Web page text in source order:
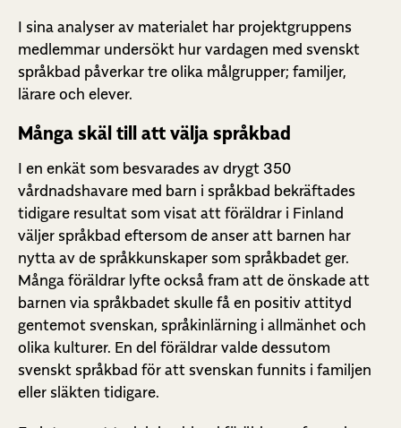
I sina analyser av materialet har projektgruppens
medlemmar undersökt hur vardagen med svenskt
språkbad påverkar tre olika målgrupper; familjer,
lärare och elever.
Många skäl till att välja språkbad
I en enkät som besvarades av drygt 350
vårdnadshavare med barn i språkbad bekräftades
tidigare resultat som visat att föräldrar i Finland
väljer språkbad eftersom de anser att barnen har
nytta av de språkkunskaper som språkbadet ger.
Många föräldrar lyfte också fram att de önskade att
barnen via språkbadet skulle få en positiv attityd
gentemot svenskan, språkinlärning i allmänhet och
olika kulturer. En del föräldrar valde dessutom
svenskt språkbad för att svenskan funnits i familjen
eller släkten tidigare.